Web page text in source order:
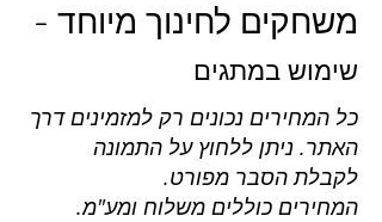
משחקים לחינוך מיוחד -
שימוש במתגים
כל המחירים נכונים רק למזמינים דרך
האתר. ניתן ללחוץ על התמונה
לקבלת הסבר מפורט.
המחירים כוללים משלוח ומע"מ.